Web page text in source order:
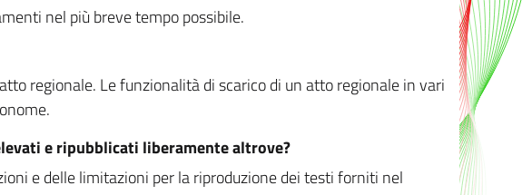
nel più breve tempo possibile.
regionale. Le funzionalità di scarico di un atto regionale in vari
e ripubblicati liberamente altrove?
e delle limitazioni per la riproduzione dei testi forniti nel